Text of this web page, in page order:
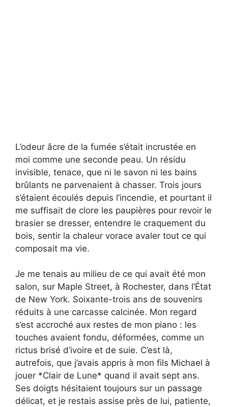
L’odeur âcre de la fumée s’était incrustée en
moi comme une seconde peau. Un résidu
invisible, tenace, que ni le savon ni les bains
brûlants ne parvenaient à chasser. Trois jours
s’étaient écoulés depuis l’incendie, et pourtant il
me suffisait de clore les paupières pour revoir le
brasier se dresser, entendre le craquement du
bois, sentir la chaleur vorace avaler tout ce qui
composait ma vie.
Je me tenais au milieu de ce qui avait été mon
salon, sur Maple Street, à Rochester, dans l’État
de New York. Soixante-trois ans de souvenirs
réduits à une carcasse calcinée. Mon regard
s’est accroché aux restes de mon piano : les
touches avaient fondu, déformées, comme un
rictus brisé d’ivoire et de suie. C’est là,
autrefois, que j’avais appris à mon fils Michael à
jouer *Clair de Lune* quand il avait sept ans.
Ses doigts hésitaient toujours sur un passage
délicat, et je restais assise près de lui, patiente,